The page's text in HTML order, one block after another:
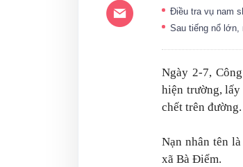
Điều tra vụ nam
Sau tiếng nổ lớn,
Ngày 2-7,
hiện trường,
chết trên đường.
Nạn nhân tên
xã Bà Điểm.